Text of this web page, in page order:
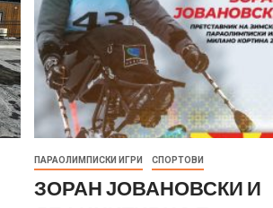
ПАРАОЛИМПИСКИ ИГРИ СПОРТОВИ
ЗОРАН ЈОВАНОВСКИ И